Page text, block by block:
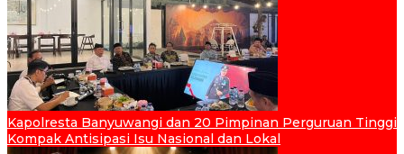
Kapolresta Banyuwangi dan 20 Pimpinan Perguruan Tinggi
Kompak Antisipasi Isu Nasional dan Lokal